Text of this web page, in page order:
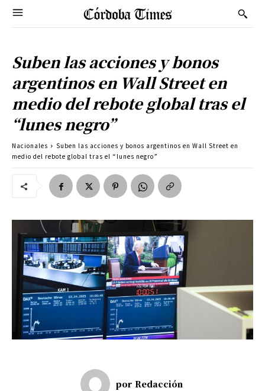
Suben las acciones y bonos
argentinos en Wall Street en
medio del rebote global tras el
“lunes negro”
Nacionales
Suben las acciones y bonos argentinos en Wall Street en
medio del rebote global tras el “lunes negro”
por Redacción